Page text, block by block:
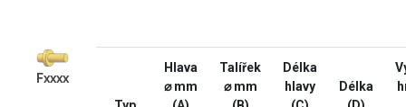
Fxxxx
Hlava
⌀ mm
Talířek
⌀ mm
Délka
hlavy
Délka